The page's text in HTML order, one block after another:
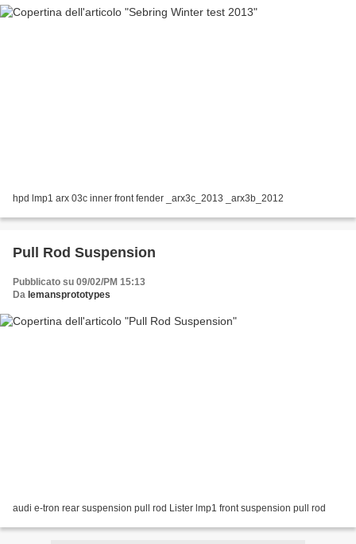
hpd lmp1 arx 03c inner front fender _arx3c_2013 _arx3b_2012
Pull Rod Suspension
Pubblicato su 09/02/PM 15:13
Da lemansprototypes
audi e-tron rear suspension pull rod Lister lmp1 front suspension pull rod